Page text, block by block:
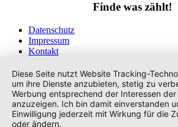
Finde was zählt!
Datenschutz
Impressum
Kontakt
Diese Seite nutzt Website Tracking-
um ihre Dienste anzubieten, stetig zu
Werbung entsprechend der Interessen
anzuzeigen. Ich bin damit einverstanden
Einwilligung jederzeit mit Wirkung für die
oder ändern.